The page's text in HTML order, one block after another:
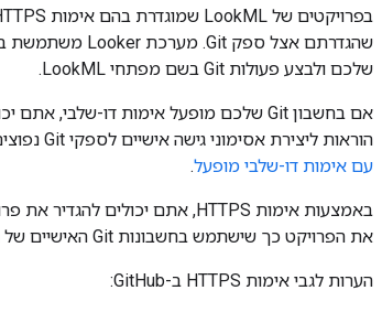
שלכם ולבצע פעולות Git בשם מפתחי LookML.
הוראות ליצירת אסימוני גישה אישיים לספקי Git נפוצים מופיעות בפוסט לקהילה בנושא
עם אימות דו-שלבי מופעל.
את הפרויקט כך שישתמש בחשבונות Git האישיים של המפתחים כדי לבצע את פעולות ה-Git שלהם.
הערות לגבי אימות HTTPS ב-GitHub: